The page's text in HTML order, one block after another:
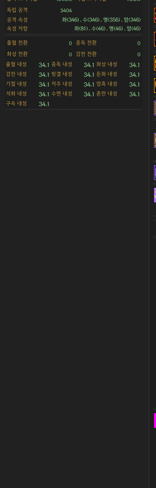
독립 공격 3404
공격 속성
화(346) , 수(346) , 명(356) , 암(346)
속성 저항
화(81) , 수(46) , 명(46) , 암(46)
출혈 전환 0 중독 전환 0
화상 전환 0 감전 전환 0
출혈 내성 34.1 중독 내성 34.1 화상 내성 34.1
감전 내성 34.1 빙결 내성 34.1 둔화 내성 34.1
기절 내성 34.1 저주 내성 34.1 암흑 내성 34.1
석화 내성 34.1 수면 내성 34.1 혼란 내성 34.1
구속 내성 34.1